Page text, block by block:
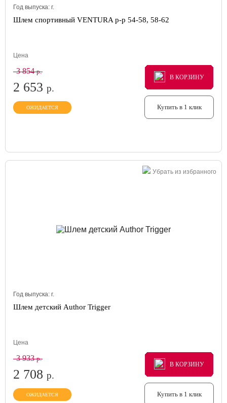
Год выпуска: г.
Шлем спортивный VENTURA р-р 54-58, 58-62
Цена
3 854р.
2 653 р.
ОЖИДАЕТСЯ
В КОРЗИНУ
В КОРЗИНУ
В КОРЗИНУ
Купить в 1 клик
Убрать из избранного
Год выпуска: г.
Шлем детский Author Trigger
Цена
3 933р.
2 708 р.
ОЖИДАЕТСЯ
В КОРЗИНУ
В КОРЗИНУ
В КОРЗИНУ
Купить в 1 клик